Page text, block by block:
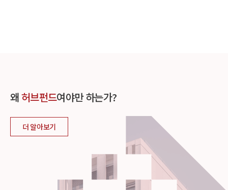
왜허브펀드여야만 하는가?
더 알아보기